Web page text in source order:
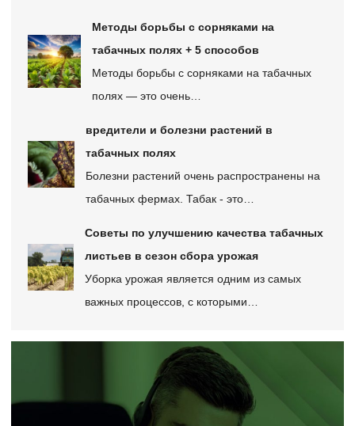
Методы борьбы с сорняками на
табачных полях + 5 способов
Методы борьбы с сорняками на табачных
полях — это очень…
вредители и болезни растений в
табачных полях
Болезни растений очень распространены на
табачных фермах. Табак - это…
Советы по улучшению качества табачных
листьев в сезон сбора урожая
Уборка урожая является одним из самых
важных процессов, с которыми…